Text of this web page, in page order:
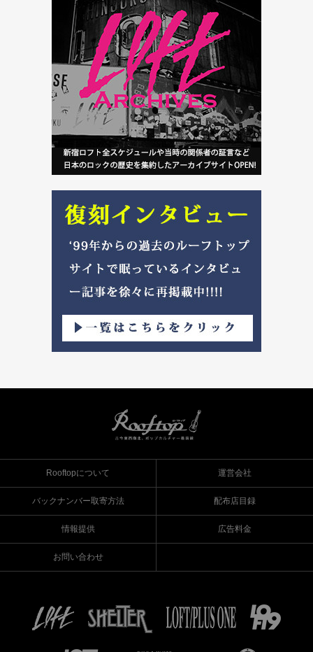
Rooftopについて 運営会社
バックナンバー取寄方法 配布店目録
情報提供 広告料金
お問い合わせ